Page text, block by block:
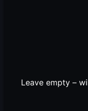
Leave empty –